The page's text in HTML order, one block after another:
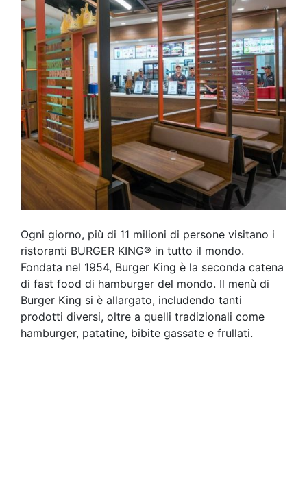
Ogni giorno, più di 11 milioni di persone visitano i
ristoranti BURGER KING® in tutto il mondo.
Fondata nel 1954, Burger King è la seconda catena
di fast food di hamburger del mondo. Il menù di
Burger King si è allargato, includendo tanti
prodotti diversi, oltre a quelli tradizionali come
hamburger, patatine, bibite gassate e frullati.